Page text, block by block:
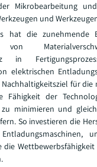
Mikrobearbeitung
und
hat die zunehmende
von
in
elektrischen
Nachhaltigkeitsziel für
der
zu minimieren und
So investieren die
die